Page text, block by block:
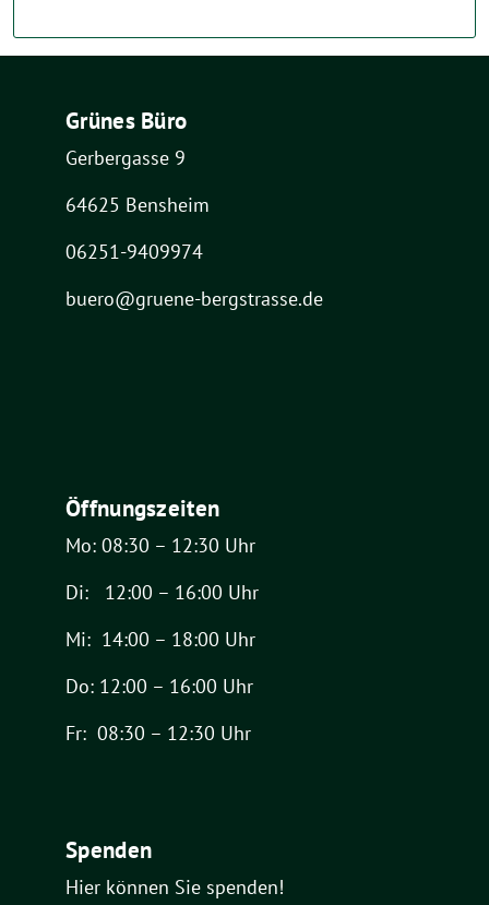
Grünes Büro
Gerbergasse 9
64625 Bensheim
06251-9409974
buero@gruene-bergstrasse.de
Öffnungszeiten
Mo: 08:30 – 12:30 Uhr
Di: 12:00 – 16:00 Uhr
Mi: 14:00 – 18:00 Uhr
Do: 12:00 – 16:00 Uhr
Fr: 08:30 – 12:30 Uhr
Spenden
Hier können Sie spenden!